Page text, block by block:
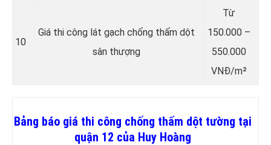
10
Giá thi công lát gạch chống thấm dột
sân thượng
Từ
150.000 –
550.000
VNĐ/m²
Bảng báo giá thi công chống thấm dột tường tại
quận 12 của Huy Hoàng